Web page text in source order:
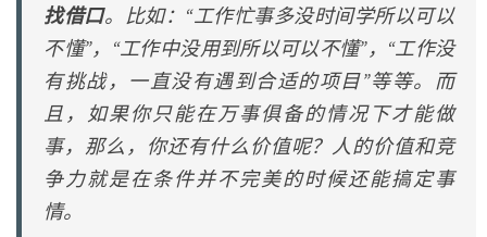
找借口。比如：“工作忙事多没时间学所以可以
不懂”，“工作中没用到所以可以不懂”，“工作没
有挑战，一直没有遇到合适的项目”等等。而
且，如果你只能在万事俱备的情况下才能做
事，那么，你还有什么价值呢？人的价值和竞
争力就是在条件并不完美的时候还能搞定事
情。